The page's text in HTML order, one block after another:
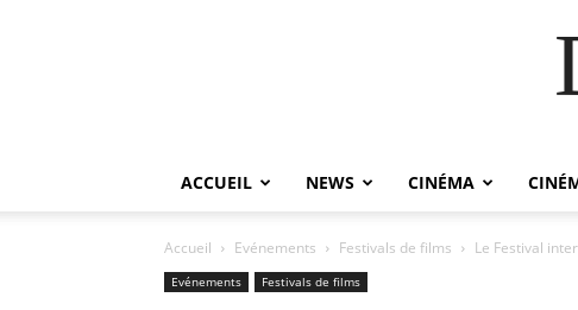
ACCUEIL NEWS CINÉMA
Accueil Evénements Festivals de films Le Festival
Evénements Festivals de films